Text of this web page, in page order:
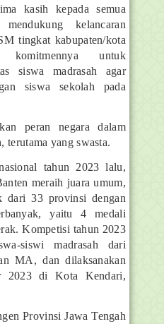
kasih kepada semua
kelancaran
tingkat kabupaten/kota
komitmennya untuk
siswa madrasah agar
siswa sekolah pada
peran negara dalam
terutama yang swasta.
tahun 2023 lalu,
meraih juara umum,
dari 33 provinsi dengan
yaitu 4 medali
Kompetisi tahun 2023
siswi madrasah dari
MA, dan dilaksanakan
2023 di Kota Kendari,
Provinsi Jawa Tengah